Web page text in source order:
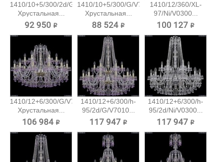
1410/10+5/300/2d/G/V7010
Хрустальная...
92 950 ₽
1410/10+5/300/G/V7010
Хрустальная...
88 524 ₽
1410/12/360/XL-
97/Ni/V0300...
100 127 ₽
1410/12+6/300/G/V7010
Хрустальная...
106 984 ₽
1410/12+6/300/h-
95/2d/G/V7010...
117 947 ₽
1410/12+6/300/h-
95/2d/Ni/V0300...
117 947 ₽